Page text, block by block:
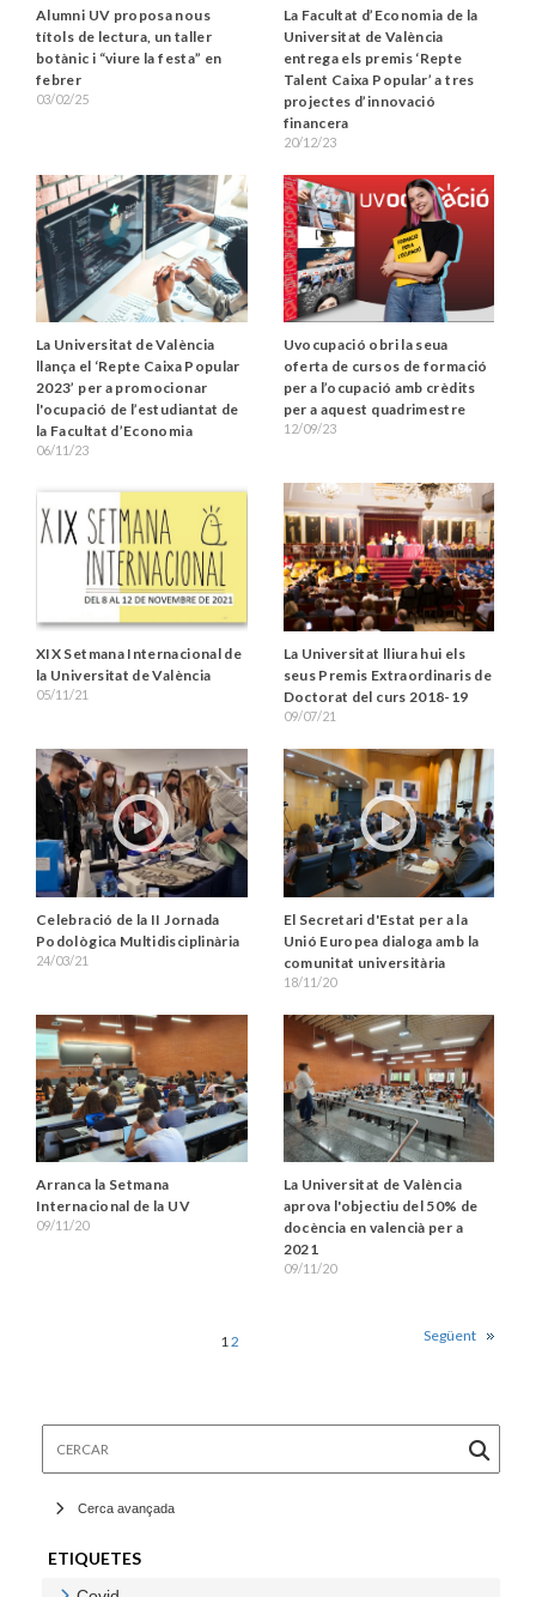
Alumni UV proposa nous
títols de lectura, un taller
botànic i “viure la festa” en
febrer
03/02/25
La Facultat d’Economia de la
Universitat de València
entrega els premis ‘Repte
Talent Caixa Popular’ a tres
projectes d’innovació
financera
20/12/23
La Universitat de València
llança el ‘Repte Caixa Popular
2023’ per a promocionar
l'ocupació de l’estudiantat de
la Facultat d’Economia
06/11/23
Uvocupació obri la seua
oferta de cursos de formació
per a l’ocupació amb crèdits
per a aquest quadrimestre
12/09/23
XIX Setmana Internacional de
la Universitat de València
05/11/21
La Universitat lliura hui els
seus Premis Extraordinaris de
Doctorat del curs 2018-19
09/07/21
Celebració de la II Jornada
Podològica Multidisciplinària
24/03/21
El Secretari d'Estat per a la
Unió Europea dialoga amb la
comunitat universitària
18/11/20
Arranca la Setmana
Internacional de la UV
09/11/20
La Universitat de València
aprova l'objectiu del 50% de
docència en valencià per a
2021
09/11/20
12 Següent
Cerca avançada
ETIQUETES